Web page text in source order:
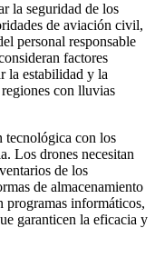
la seguridad de los
de aviación civil,
personal responsable
factores
la estabilidad y la
con lluvias
tecnológica con los
Los drones necesitan
de los
de almacenamiento
programas informáticos,
garanticen la eficacia y